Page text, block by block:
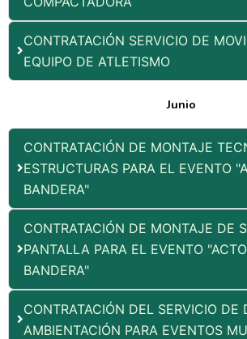
CONTRATACIÓN SERVICIO DE
EQUIPO DE ATLETISMO
Junio
CONTRATACIÓN DE MONTAJE
ESTRUCTURAS PARA EL EVENTO
BANDERA"
CONTRATACIÓN DE MONTAJE DE
PANTALLA PARA EL EVENTO
BANDERA"
CONTRATACIÓN DEL SERVICIO DE
AMBIENTACIÓN PARA EVENTOS